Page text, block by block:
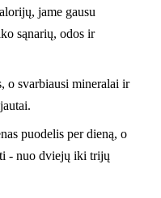
jame gausu
sąnarių, odos ir
o svarbiausi mineralai ir
puodelis per dieną, o
- nuo dviejų iki trijų